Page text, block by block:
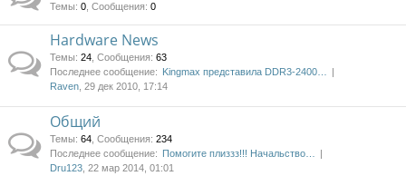
Темы: 0 Сообщения: 0
Hardware News
Темы: 24 Сообщения: 63
Последнее сообщение: Kingmax представила DDR3-2400…
Raven , 29 дек 2010, 17:14
Общий
Темы: 64 Сообщения: 234
Последнее сообщение: Помогите плиззз!!! Начальство…
Dru123 , 22 мар 2014, 01:01